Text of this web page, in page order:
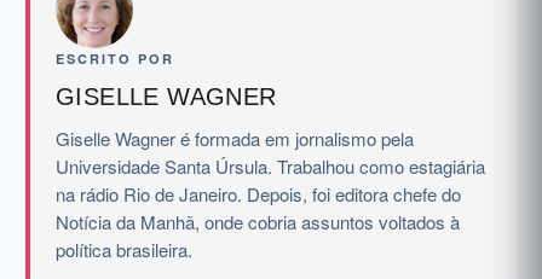
ESCRITO POR
GISELLE WAGNER
Giselle Wagner é formada em jornalismo pela
Universidade Santa Úrsula. Trabalhou como estagiária
na rádio Rio de Janeiro. Depois, foi editora chefe do
Notícia da Manhã, onde cobria assuntos voltados à
política brasileira.